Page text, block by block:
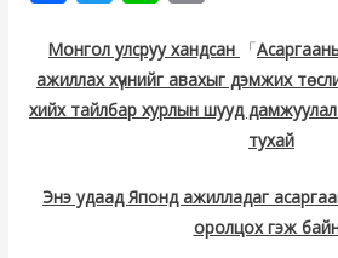
c
e
o
i
t
r
n
e
a
i
Монгол улсруу хандсан 「
ажиллах хүчнийг авахыг дэмжих
хийх тайлбар хурлын шууд
тухай
Энэ удаад Японд ажилладаг
оролцох гэж